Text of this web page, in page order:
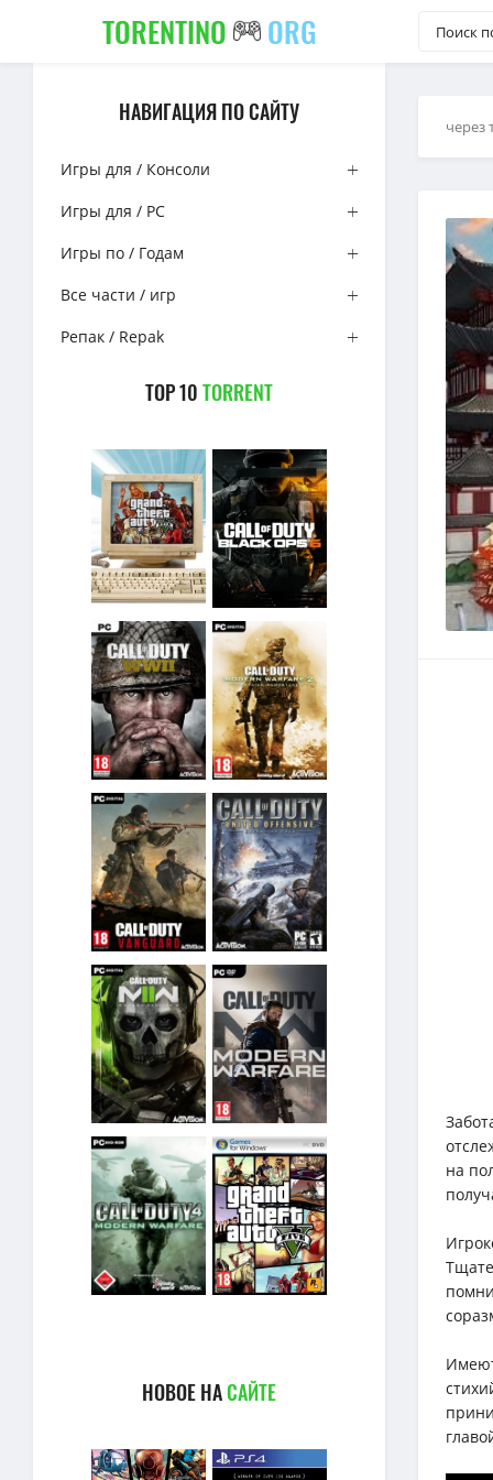
TORENTINO ORG
НАВИГАЦИЯ ПО САЙТУ
Игры для / Консоли
Игры для / PC
Игры по / Годам
Все части / игр
Репак / Repak
TOP 10TORRENT
НОВОЕ НАСАЙТЕ
через
на